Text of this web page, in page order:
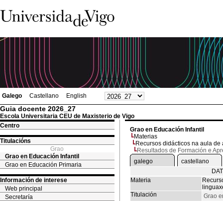
Galego Castellano English
Guia docente 2026_27
Escola Universitaria CEU de Maxisterio de Vigo
Centro
Titulacións
Grao
Grao en Educación Infantil
Grao en Educación Primaria
Información de interese
Web principal
Secretaría
Grao en Educación Infantil
Materias
Recursos didácticos na aula
Resultados de Formación e
galego
castellano
Materia
Titulación
Grao